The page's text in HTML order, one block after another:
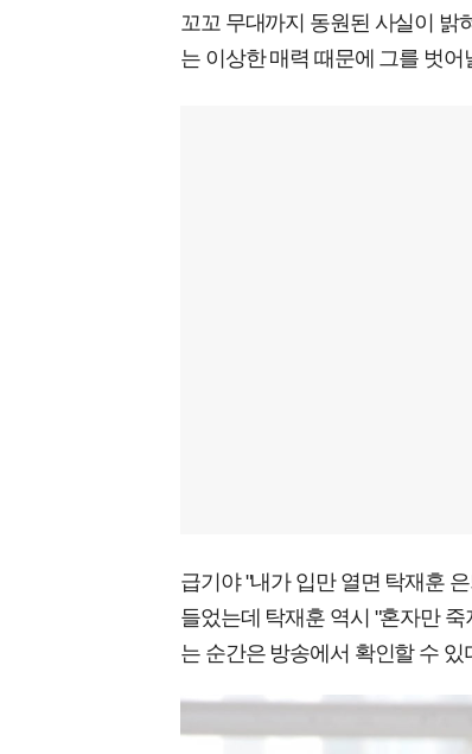
꼬꼬 무대까지 동원된 사실이 밝
는 이상한 매력 때문에 그를 벗어
급기야 "내가 입만 열면 탁재훈
들었는데 탁재훈 역시 "혼자만
는 순간은 방송에서 확인할 수 있